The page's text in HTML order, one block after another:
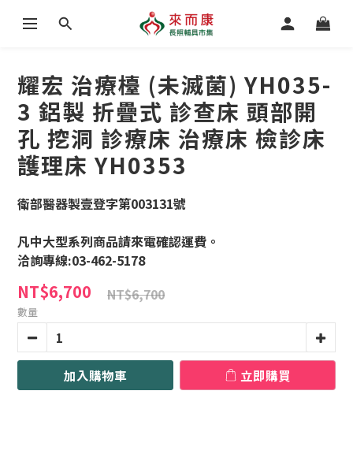
耀宏 治療檯 (未滅菌) YH035-
3 鋁製 折疊式 診查床 頭部開
孔 挖洞 診療床 治療床 檢診床
護理床 YH0353
衛部醫器製壹登字第003131號
凡中大型系列商品請來電確認運費。
洽詢專線:03-462-5178
NT$6,700 NT$6,700
數量
加入購物車 立即購買